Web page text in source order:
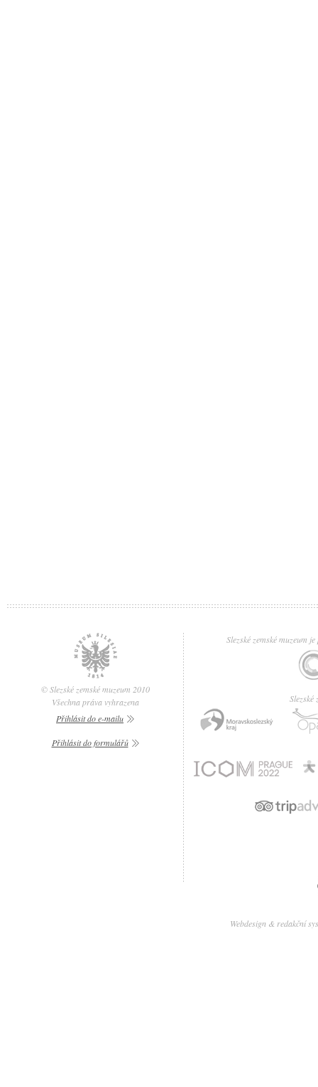
Slezské zemské muzeum
Slezské
© Slezské zemské muzeum 2010
Všechna práva vyhrazena
Přihlásit do e-mailu
Přihlásit do formulářů
Webdesign & redakční